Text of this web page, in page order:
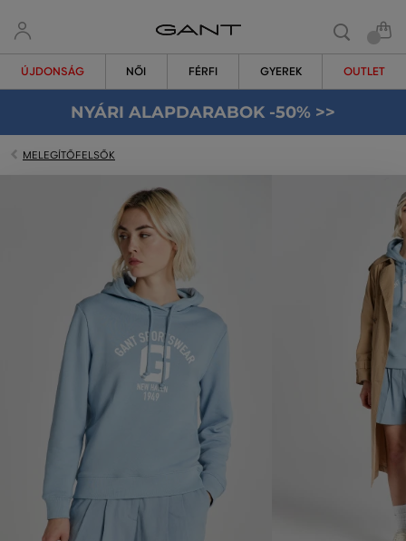
ÚJDONSÁG NŐI FÉRFI GYEREK OUTLET
NYÁRI ALAPDARABOK -50% >>
MELEGÍTŐFELSŐK